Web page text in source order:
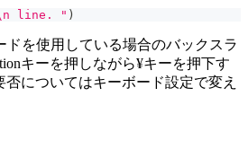
line. " )
ドを使用している場合のバックスラ
キーを押しながら¥キーを押下す
否についてはキーボード設定で変え